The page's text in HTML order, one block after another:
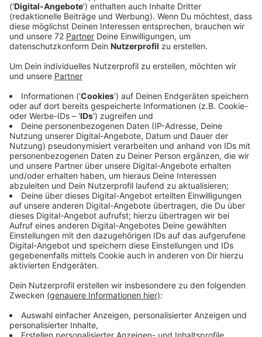
für das Jahr 2020 wieder eine Hörerreise.
Anzeige
Erlebe mit uns am Sonntag, 8. März 2020, einen
unvergesslichen Tag in Hamburg! Wähle zwischen 4
einzigartigen Musicals"Tina - Das Tina Turner
Musical", "KÖNIG DER LÖWEN", "Cirque du soleil
Paramour" und "Pretty Women"!Zum Komplettpreis
gehören neben der Eintrittskarte für eine
Nachmittagsvorstellung, die Fahrt im First-Class-
Reisebus (es gibt zahlreiche Zustiegsmöglichkeiten),
eine Stadtrundfahrt in Hamburg und einige kleinere
Überraschungen.
Anmeldungen sind ab sofort über die Hotline 0180 1
260 260 (3,9 Ct./Min. aus dem Festnetz, Mobilfunk
max. 42 Ct./Min.) möglich.
Hier könnt ihr euch auch anmelden und findet alle